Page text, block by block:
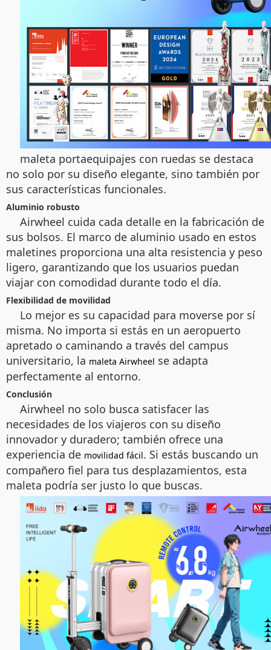
maleta portaequipajes con ruedas se destaca
no solo por su diseño elegante, sino también por
sus características funcionales.
Aluminio robusto
Airwheel cuida cada detalle en la fabricación de
sus bolsos. El marco de aluminio usado en estos
maletines proporciona una alta resistencia y peso
ligero, garantizando que los usuarios puedan
viajar con comodidad durante todo el día.
Flexibilidad de movilidad
Lo mejor es su capacidad para moverse por sí
misma. No importa si estás en un aeropuerto
apretado o caminando a través del campus
universitario, la maleta Airwheel se adapta
perfectamente al entorno.
Conclusión
Airwheel no solo busca satisfacer las
necesidades de los viajeros con su diseño
innovador y duradero; también ofrece una
experiencia de movilidad fácil. Si estás buscando un
compañero fiel para tus desplazamientos, esta
maleta podría ser justo lo que buscas.